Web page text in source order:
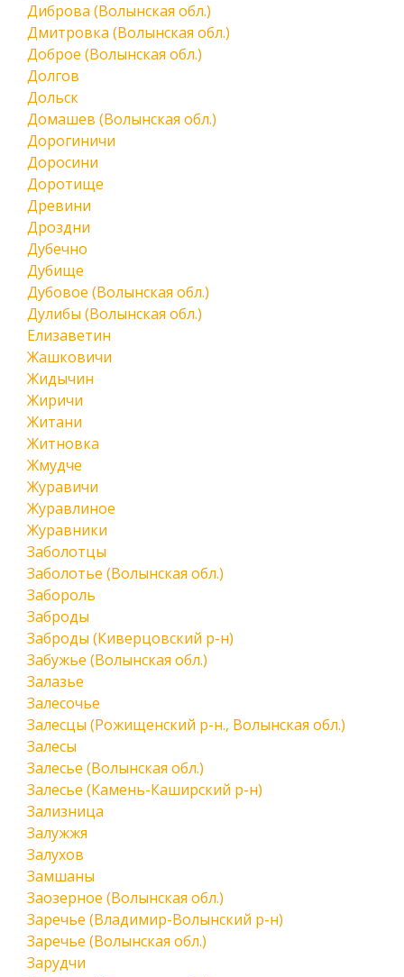
Диброва (Волынская обл.)
Дмитровка (Волынская обл.)
Доброе (Волынская обл.)
Долгов
Дольск
Домашев (Волынская обл.)
Дорогиничи
Доросини
Доротище
Древини
Дроздни
Дубечно
Дубище
Дубовое (Волынская обл.)
Дулибы (Волынская обл.)
Елизаветин
Жашковичи
Жидычин
Жиричи
Житани
Житновка
Жмудче
Журавичи
Журавлиное
Журавники
Заболотцы
Заболотье (Волынская обл.)
Забороль
Заброды
Заброды (Киверцовский р-н)
Забужье (Волынская обл.)
Залазье
Залесочье
Залесцы (Рожищенский р-н., Волынская обл.)
Залесы
Залесье (Волынская обл.)
Залесье (Камень-Каширский р-н)
Зализница
Залужжя
Залухов
Замшаны
Заозерное (Волынская обл.)
Заречье (Владимир-Волынский р-н)
Заречье (Волынская обл.)
Зарудчи